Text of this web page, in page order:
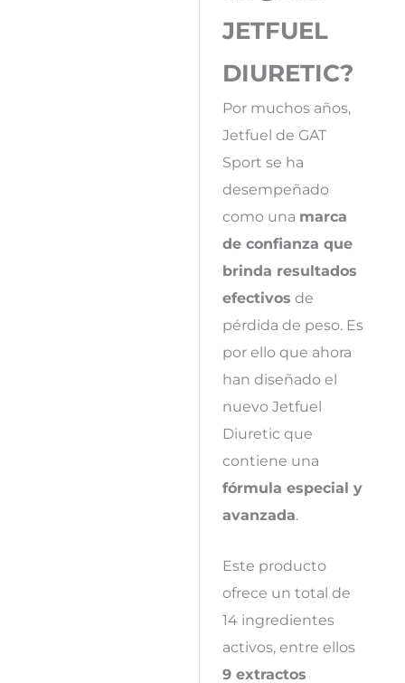
JETFUEL
DIURETIC?
Por muchos años,
Jetfuel de GAT
Sport se ha
desempeñado
como una marca
de confianza que
brinda resultados
efectivos de
pérdida de peso. Es
por ello que ahora
han diseñado el
nuevo Jetfuel
Diuretic que
contiene una
fórmula especial y
avanzada.
Este producto
ofrece un total de
14 ingredientes
activos, entre ellos
9 extractos